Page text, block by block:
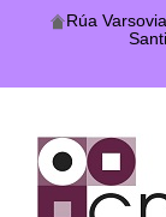
Rúa